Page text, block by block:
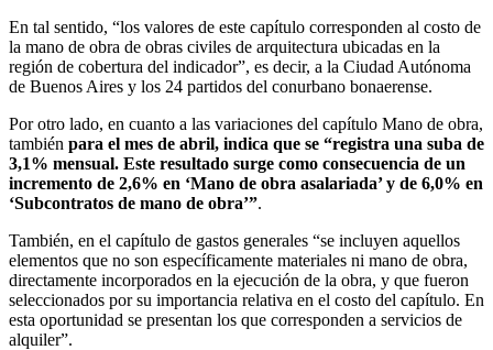
En tal sentido, “los valores de este capítulo corresponden al costo de
la mano de obra de obras civiles de arquitectura ubicadas en la
región de cobertura del indicador”, es decir, a la Ciudad Autónoma
de Buenos Aires y los 24 partidos del conurbano bonaerense.
Por otro lado, en cuanto a las variaciones del capítulo Mano de obra,
también para el mes de abril, indica que se “registra una suba de
3,1% mensual. Este resultado surge como consecuencia de un
incremento de 2,6% en ‘Mano de obra asalariada’ y de 6,0% en
‘Subcontratos de mano de obra’”.
También, en el capítulo de gastos generales “se incluyen aquellos
elementos que no son específicamente materiales ni mano de obra,
directamente incorporados en la ejecución de la obra, y que fueron
seleccionados por su importancia relativa en el costo del capítulo. En
esta oportunidad se presentan los que corresponden a servicios de
alquiler”.